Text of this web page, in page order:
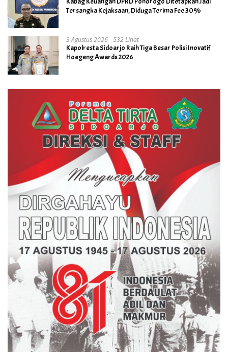
Tersangka Kejaksaan, Diduga Terima Fee 30%
3 Agustus 2026 532 Lihat
Kapolresta Sidoarjo Raih Tiga Besar Polisi Inovatif
Hoegeng Awards 2026